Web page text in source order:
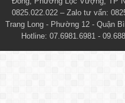
0825.022.022 – Zalo tư vấn:
Trang Long - Phường 12 - Quận
Hotline: 07.6981.6981 -